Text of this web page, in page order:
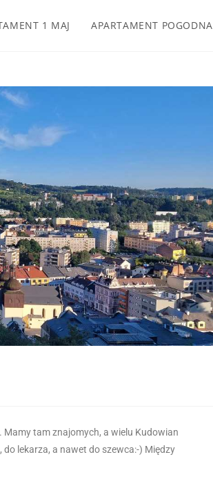
1 MAJ APARTAMENT POGODNA
tam znajomych, a wielu Kudowian
lekarza, a nawet do szewca:-) Między